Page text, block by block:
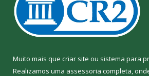
Muito mais que criar site ou sistema para
Realizamos uma assessoria completa,